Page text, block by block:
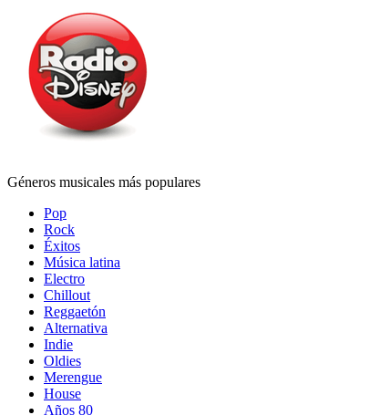
Géneros musicales más populares
Pop
Rock
Éxitos
Música latina
Electro
Chillout
Reggaetón
Alternativa
Indie
Oldies
Merengue
House
Años 80